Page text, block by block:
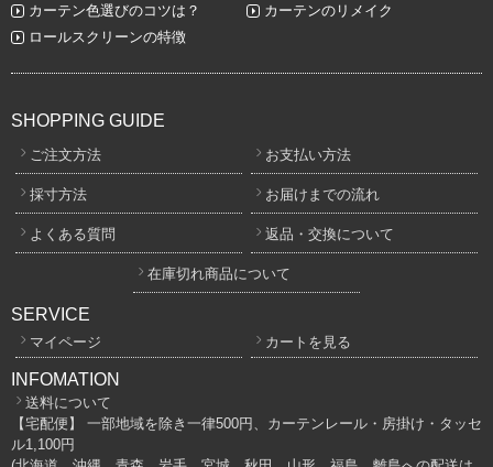
カーテン色選びのコツは？
カーテンのリメイク
ロールスクリーンの特徴
SHOPPING GUIDE
ご注文方法 お支払い方法
採寸方法 お届けまでの流れ
よくある質問 返品・交換について
在庫切れ商品について
SERVICE
マイページ カートを見る
INFOMATION
送料について
【宅配便】 一部地域を除き一律500円、カーテンレール・房掛け・タッセ
ル1,100円